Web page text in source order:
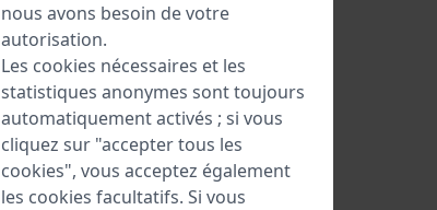
nous avons besoin de votre
autorisation.
Les cookies nécessaires et les
statistiques anonymes sont toujours
automatiquement activés ; si vous
cliquez sur "accepter tous les
cookies", vous acceptez également
les cookies facultatifs. Si vous